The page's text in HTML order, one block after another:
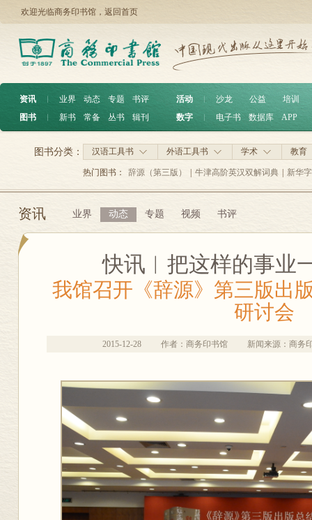
欢迎光临商务印书馆， 返回首页
资讯 ︱ 业界 动态 专题
书评
图书
︱ 新书 常备 丛书 辑刊
活动 沙龙 公益
培训
数字
电子书 数据库 APP
汉语工具书 外语工具书 学术 教育
图书分类：
热门图书： 辞源（第三版） 牛津高阶英汉双解词典 新华
资讯 业界 动态 专题 视频 书评
快讯︱把这样的事业
我馆召开《辞源》第三版出
研讨会
2015-12-28 作者：商务印书馆 新闻来源：商务